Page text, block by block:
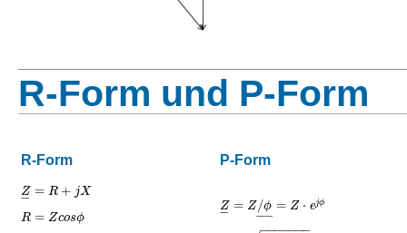
R-Form und P-Form
R-Form P-Form
Z
− = R + jX
R = Zcosϕ
Z
− = Z/ϕ
−− = Z ⋅ ejϕ